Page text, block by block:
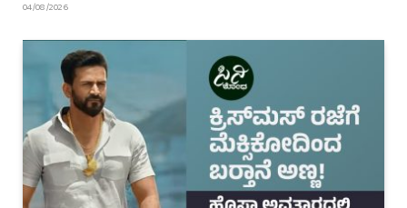
04/08/2026